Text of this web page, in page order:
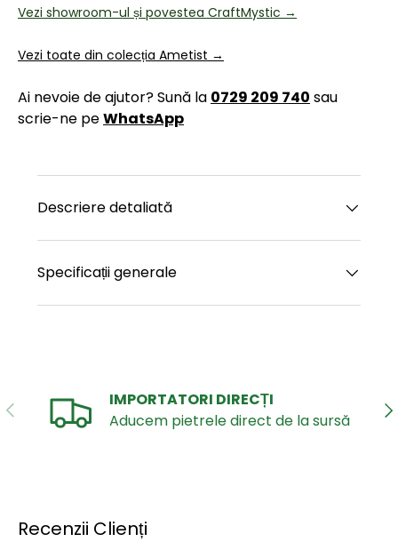
Vezi showroom-ul și povestea CraftMystic →
Vezi toate din colecția Ametist →
Ai nevoie de ajutor? Sună la 0729 209 740 sau
scrie-ne peWhatsApp
Descriere detaliată
Specificații generale
ANTERIOR
IMPORTATORI DIRECȚI
Aducem pietrele direct de la sursă
Recenzii Clienți